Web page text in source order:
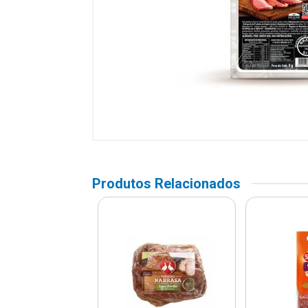
Produtos Relacionados